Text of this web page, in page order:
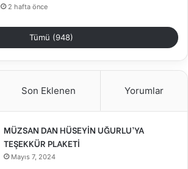
2 hafta önce
Tümü (948)
Son Eklenen Yorumlar
MÜZSAN DAN HÜSEYİN UĞURLU’YA
TEŞEKKÜR PLAKETİ
Mayıs 7, 2024